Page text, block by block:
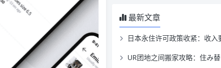
最新文章
日本永住许可政策收紧：收入要件、年金
UR团地之间搬家攻略：住み替